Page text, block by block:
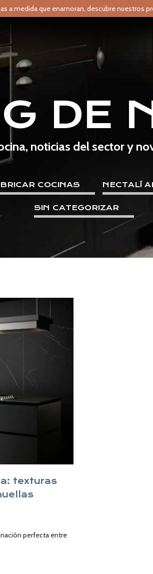
a medida que enamoran, descubre nuestros
DE
noticias del sector y
COCINAS NECTALÍ
SIN CATEGORIZAR
texturas
perfecta entre